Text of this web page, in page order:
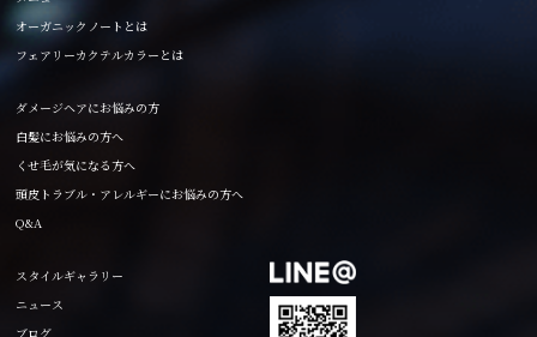
オーガニックノートとは
フェアリーカクテルカラーとは
ダメージヘアにお悩みの方
白髪にお悩みの方へ
くせ毛が気になる方へ
頭皮トラブル・アレルギーにお悩みの方へ
Q&A
スタイルギャラリー
ニュース
ブログ